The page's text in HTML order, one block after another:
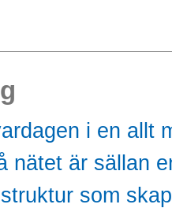
i en allt
nätet är sällan
som